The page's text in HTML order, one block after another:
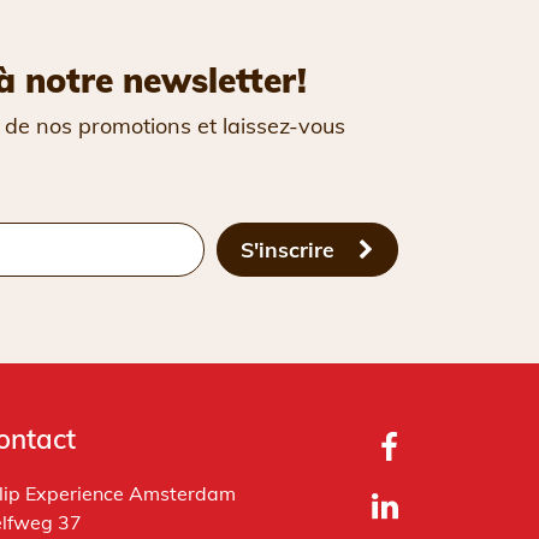
notre newsletter!
nos promotions et laissez-vous
S'inscrire
Experience Amsterdam
37